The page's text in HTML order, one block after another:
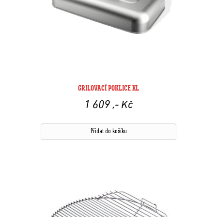
GRILOVACÍ POKLICE XL
1 609 ,- Kč
Přidat do košíku